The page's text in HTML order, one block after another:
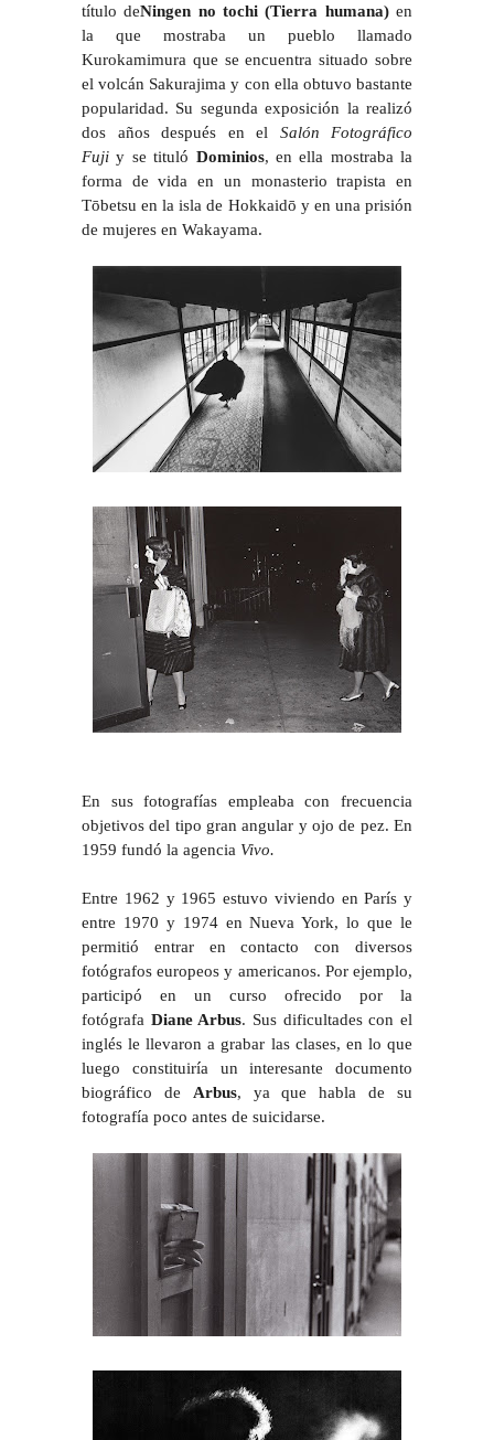
título deNingen no tochi (Tierra humana)en
la que mostraba un pueblo llamado
Kurokamimura que se encuentra situado sobre
el volcán Sakurajima y con ella obtuvo bastante
popularidad. Su segunda exposición la realizó
dos años después en el Salón Fotográfico
Fuji y se tituló Dominios, en ella mostraba la
forma de vida en un monasterio trapista en
Tōbetsu en la isla de Hokkaidō y en una prisión
de mujeres en Wakayama.
En sus fotografías empleaba con frecuencia
objetivos del tipo gran angular y ojo de pez. En
1959 fundó la agencia Vivo.
Entre 1962 y 1965 estuvo viviendo en París y
entre 1970 y 1974 en Nueva York, lo que le
permitió entrar en contacto con diversos
fotógrafos europeos y americanos. Por ejemplo,
participó en un curso ofrecido por la
fotógrafa Diane Arbus. Sus dificultades con el
inglés le llevaron a grabar las clases, en lo que
luego constituiría un interesante documento
biográfico de Arbus, ya que habla de su
fotografía poco antes de suicidarse.